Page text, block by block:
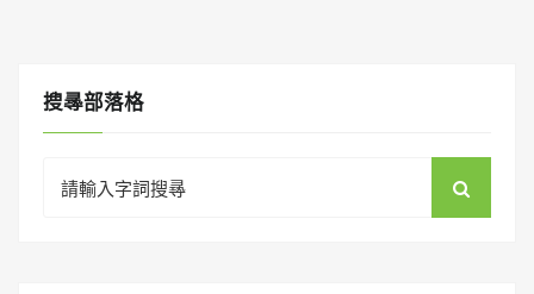
搜㝷部落格
for: